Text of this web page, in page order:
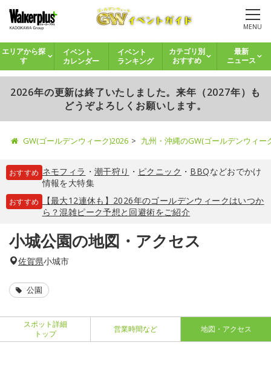
MENU
エリアから探
す
イベント
カレンダー
イベント
ランキング
カテゴリ別
おすすめ
最新
ニュース
2026年の更新は終了いたしました。来年（2027年）も
どうぞよろしくお願いします。
GW(ゴールデンウィーク)2026 九州・沖縄のGW(ゴールデンウィ
おすすめ ネモフィラ ・ 潮干狩り ・ ピクニック ・ BBQなどおでかけ
情報を大特集
おすすめ
【最大12連休も】2026年のゴールデンウィークはいつか
ら？混雑ピーク予想と回避術をご紹介
小城公園の地図・アクセス
佐賀県小城市
公園
スポット詳細
トップ
営業時間など 地図・アクセス